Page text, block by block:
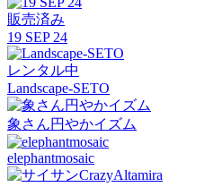
販売済み
19 SEP 24
レンタル中
Landscape-SETO
象さん円やかイズム
elephantmosaic